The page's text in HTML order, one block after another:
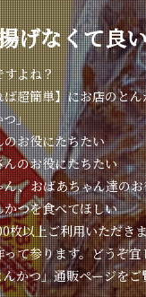
げなくて良
すよね？
ば超簡単】にお店のと
つ」
お役にたちたい
のお役にたちたい
、おばあちゃん達の
つを食べてほしい
枚以上ご利用いただき
て参ります。どうぞ
かつ」通販ページをご